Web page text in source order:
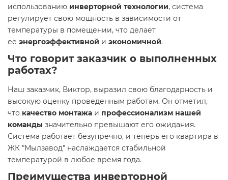
использованию инверторной технологии, система
регулирует свою мощность в зависимости от
температуры в помещении, что делает
её энергоэффективной и экономичной.
Что говорит заказчик о выполненных
работах?
Наш заказчик, Виктор, выразил свою благодарность и
высокую оценку проведенным работам. Он отметил,
что качество монтажа и профессионализм нашей
команды значительно превышают его ожидания.
Система работает безупречно, и теперь его квартира в
ЖК "Мылзавод" наслаждается стабильной
температурой в любое время года.
Преимущества инверторной